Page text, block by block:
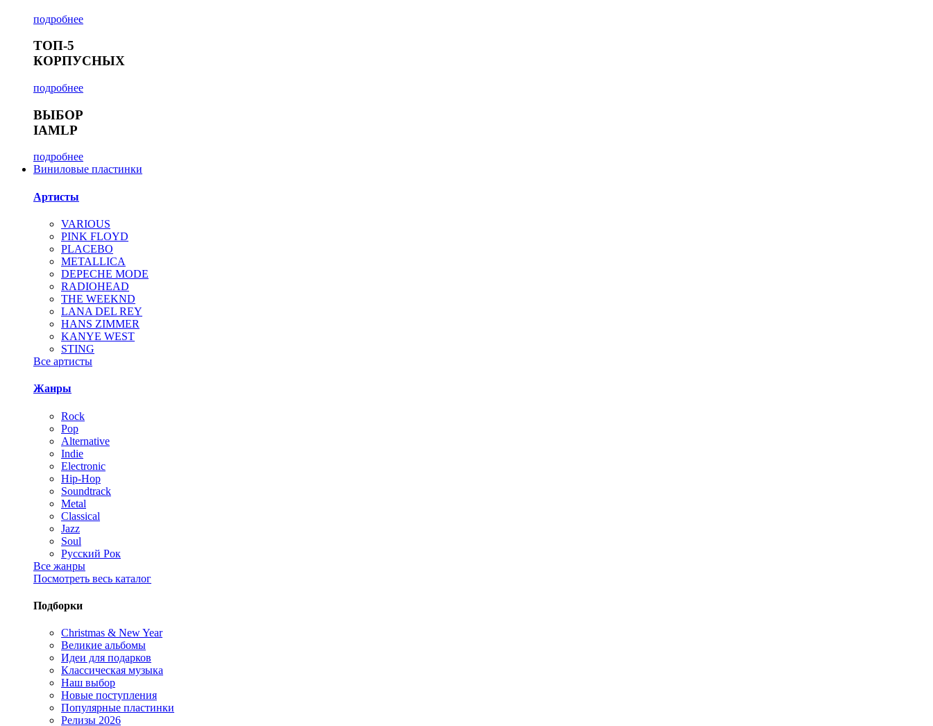
подробнее
ТОП-5
КОРПУСНЫХ
подробнее
ВЫБОР
IAMLP
подробнее
Виниловые пластинки
Артисты
VARIOUS
PINK FLOYD
PLACEBO
METALLICA
DEPECHE MODE
RADIOHEAD
THE WEEKND
LANA DEL REY
HANS ZIMMER
KANYE WEST
STING
Все артисты
Жанры
Rock
Pop
Alternative
Indie
Electronic
Hip-Hop
Soundtrack
Metal
Classical
Jazz
Soul
Русский Рок
Все жанры
Посмотреть весь каталог
Подборки
Christmas & New Year
Великие альбомы
Идеи для подарков
Классическая музыка
Наш выбор
Новые поступления
Популярные пластинки
Релизы 2026